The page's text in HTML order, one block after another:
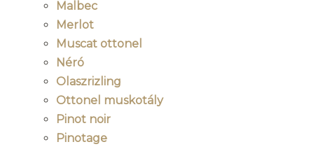
Malbec
Merlot
Muscat ottonel
Néró
Olaszrizling
Ottonel muskotály
Pinot noir
Pinotage